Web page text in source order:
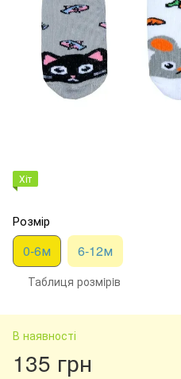
Хіт
Розмір
0-6м 6-12м
Таблиця розмiрiв
В наявності
135 грн